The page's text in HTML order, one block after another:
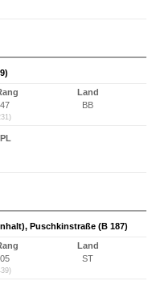
Land
BB
Puschkinstraße (B 187)
Land
ST